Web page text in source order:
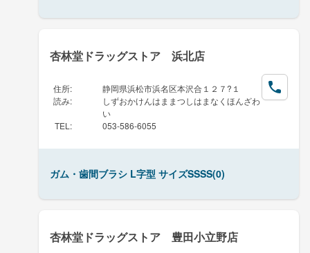
杏林堂ドラッグストア 浜北店
住所:
静岡県浜松市浜名区本沢合１２７?１
読み:
しずおかけんはままつしはまなくほんざわ
い
TEL : 053-586-6055
ガム・歯間ブラシ L字型 サイズSSSS(0)
杏林堂ドラッグストア 豊田小立野店